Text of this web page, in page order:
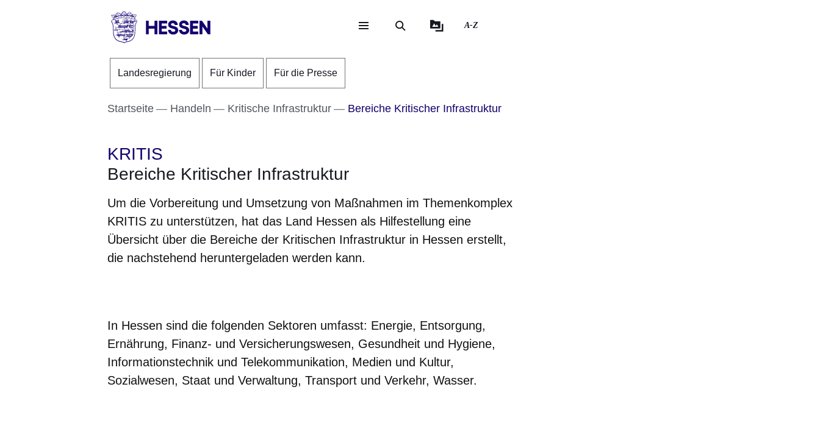
Direkt zum Kopf der Seite
Direkt zum Inhalt
Direkt zum Fuß der Seite
Landesregierung
A-Z
Landesregierung Für Kinder Für die Presse
Startseite Handeln Kritische Infrastruktur Bereiche Kritischer Infrastruktur
KRITIS
Bereiche Kritischer Infrastruktur
Um die Vorbereitung und Umsetzung von Maßnahmen im Themenkomplex
KRITIS zu unterstützen, hat das Land Hessen als Hilfestellung eine
Übersicht über die Bereiche der Kritischen Infrastruktur in Hessen erstellt,
die nachstehend heruntergeladen werden kann.
In Hessen sind die folgenden Sektoren umfasst: Energie, Entsorgung,
Ernährung, Finanz- und Versicherungswesen, Gesundheit und Hygiene,
Informationstechnik und Telekommunikation, Medien und Kultur,
Sozialwesen, Staat und Verwaltung, Transport und Verkehr, Wasser.